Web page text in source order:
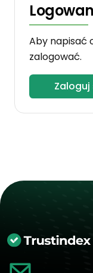
Aby napisać
zalogować.
Zaloguj